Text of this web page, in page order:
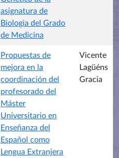
asignatura de
Biologia del Grado
de Medicina
Propuestas de
mejora en la
coordinación del
profesorado del
Máster
Universitario en
Enseñanza del
Español como
Lengua Extranjera
Vicente
Lagüéns
Gracia